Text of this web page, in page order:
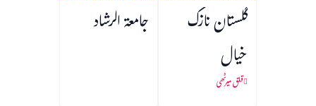
گلستان نازک
خیال
قلق میرٹھی
جامعۃ الرشاد